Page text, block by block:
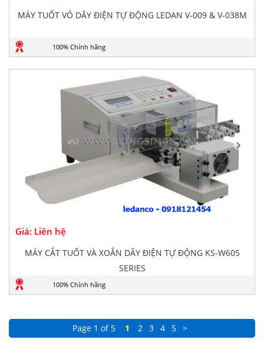
MÁY TUỐT VỎ DÂY ĐIỆN TỰ ĐỘNG LEDAN V-009 & V-038M
100% Chính hãng
Giá: Liên hệ
MÁY CẮT TUỐT VÀ XOẮN DÂY ĐIỆN TỰ ĐỘNG KS-W605
SERIES
100% Chính hãng
Page 1 of 5 1 2 3 4 5 >